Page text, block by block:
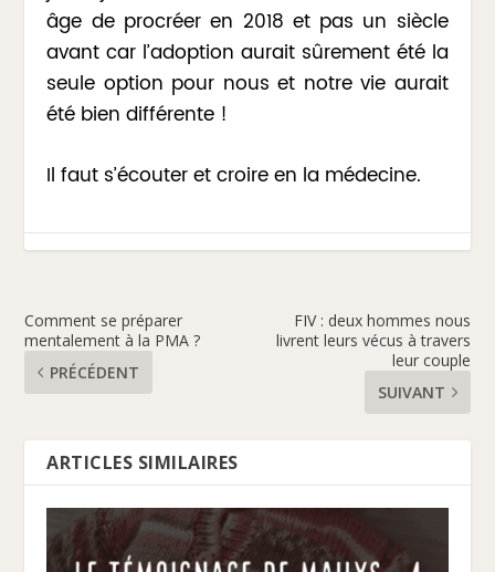
âge de procréer en 2018 et pas un siècle
avant car l’adoption aurait sûrement été la
seule option pour nous et notre vie aurait
été bien différente !
Il faut s’écouter et croire en la médecine.
Comment se préparer
mentalement à la PMA ?
PRÉCÉDENT
FIV : deux hommes nous
livrent leurs vécus à travers
leur couple
SUIVANT
ARTICLES SIMILAIRES